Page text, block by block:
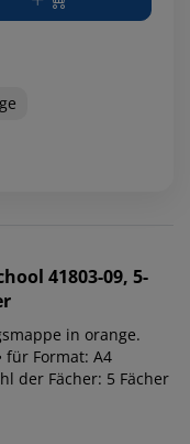
41803-09, 5-
in orange.
für Format: A4
der Fächer: 5 Fächer